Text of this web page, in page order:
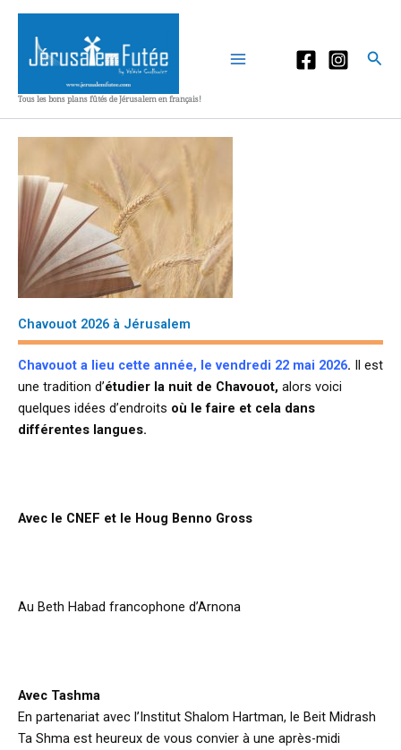
Aller
contenu
Tous les bons plans fûtés de Jérusalem en français!
Chavouot 2026 à Jérusalem
Chavouot a lieu cette année, le vendredi 22 mai 2026. Il est
une tradition d’étudier la nuit de Chavouot, alors voici
quelques idées d’endroits où le faire et cela dans
différentes langues.
Avec le CNEF et le Houg Benno Gross
Au Beth Habad francophone d’Arnona
Avec Tashma
En partenariat avec l’Institut Shalom Hartman, le Beit Midrash
Ta Shma est heureux de vous convier à une après-midi